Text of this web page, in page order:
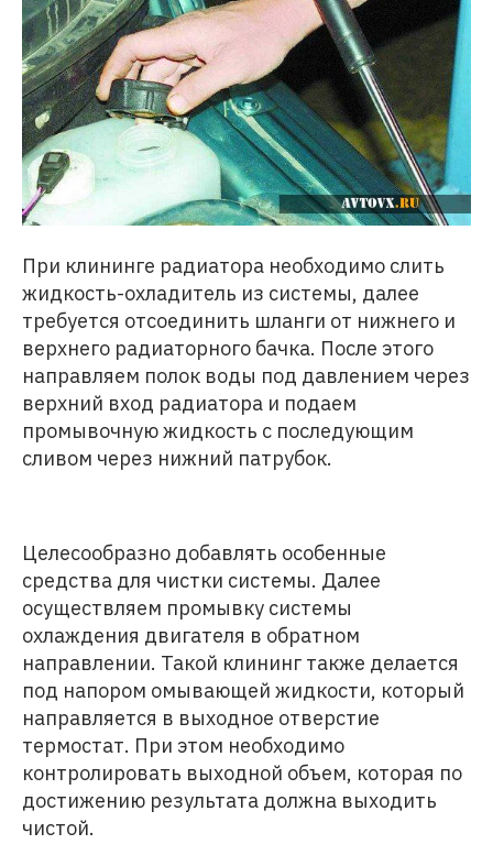
При клининге радиатора необходимо слить
жидкость-охладитель из системы, далее
требуется отсоединить шланги от нижнего и
верхнего радиаторного бачка. После этого
направляем полок воды под давлением через
верхний вход радиатора и подаем
промывочную жидкость с последующим
сливом через нижний патрубок.
Целесообразно добавлять особенные
средства для чистки системы. Далее
осуществляем промывку системы
охлаждения двигателя в обратном
направлении. Такой клининг также делается
под напором омывающей жидкости, который
направляется в выходное отверстие
термостат. При этом необходимо
контролировать выходной объем, которая по
достижению результата должна выходить
чистой.